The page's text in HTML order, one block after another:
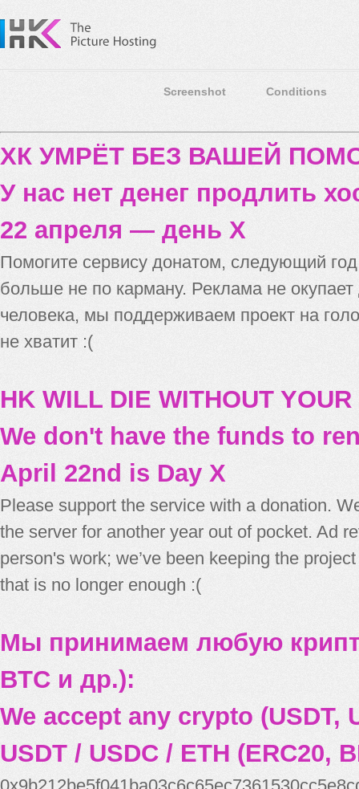
Screenshot Conditions
ХК УМРЁТ БЕЗ ВАШЕЙ
У нас нет денег продлить
22 апреля — день X
Помогите сервису донатом, следующий
больше не по карману. Реклама не
человека, мы поддерживаем проект на
не хватит :(
HK WILL DIE WITHOUT
We don't have the funds to
April 22nd is Day X
Please support the service with a donation.
the server for another year out of pocket. Ad
person's work; we’ve been keeping the
that is no longer enough :(
Мы принимаем любую
BTC и др.):
We accept any crypto (USDT,
USDT / USDC / ETH (ERC20,